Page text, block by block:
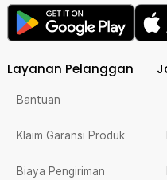
Layanan Pelanggan
Bantuan
Klaim Garansi Produk
Biaya Pengiriman